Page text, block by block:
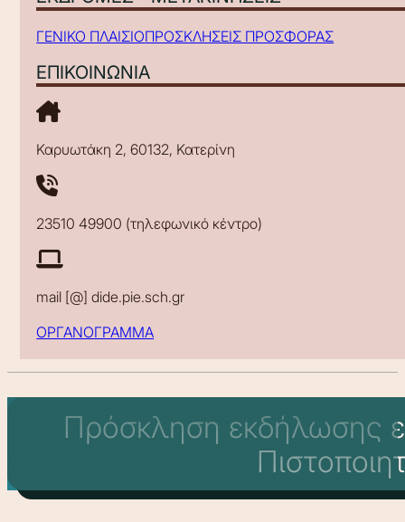
ΓΕΝΙΚΟ ΠΛΑΙΣΙΟΠΡΟΣΚΛΗΣΕΙΣ ΠΡΟΣΦΟΡΑΣ
ΕΠΙΚΟΙΝΩΝΙΑ
Καρυωτάκη 2, 60132, Κατερίνη
23510 49900 (τηλεφωνικό κέντρο)
mail [@] dide.pie.sch.gr
ΟΡΓΑΝΟΓΡΑΜΜΑ
Πρόσκληση εκδήλωσης